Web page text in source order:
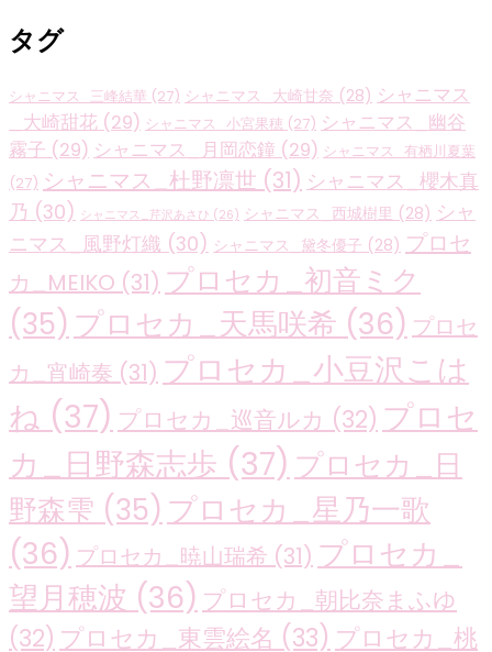
タグ
シャニマス_三峰結華 (27) シャニマス_大崎甘奈 (28) シャニマス
_大崎甜花 (29) シャニマス_小宮果穂 (27) シャニマス_幽谷
霧子 (29) シャニマス_月岡恋鐘 (29) シャニマス_有栖川夏葉
(27) シャニマス_杜野凛世 (31) シャニマス_櫻木真
乃 (30) シャニマス_芹沢あさひ (26) シャニマス_西城樹里 (28) シャ
ニマス_風野灯織 (30) シャニマス_黛冬優子 (28) プロセ
カ_MEIKO (31) プロセカ_初音ミク
(35) プロセカ_天馬咲希 (36) プロセ
カ_宵崎奏 (31) プロセカ_小豆沢こは
ね (37) プロセカ_巡音ルカ (32) プロセ
カ_日野森志歩 (37) プロセカ_日
野森雫 (35) プロセカ_星乃一歌
(36) プロセカ_暁山瑞希 (31) プロセカ_
望月穂波 (36) プロセカ_朝比奈まふゆ
(32) プロセカ_東雲絵名 (33) プロセカ_桃